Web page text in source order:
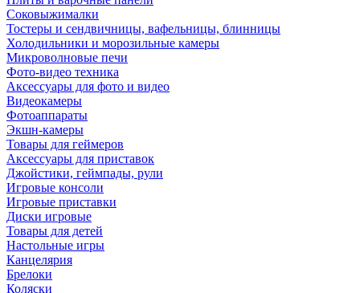
Соковыжималки
Тостеры и сендвичницы, вафельницы, блинницы
Холодильники и морозильные камеры
Микроволновые печи
Фото-видео техника
Аксессуары для фото и видео
Видеокамеры
Фотоаппараты
Экшн-камеры
Товары для геймеров
Аксессуары для приставок
Джойстики, геймпады, рули
Игровые консоли
Игровые приставки
Диски игровые
Товары для детей
Настольные игры
Канцелярия
Брелоки
Коляски